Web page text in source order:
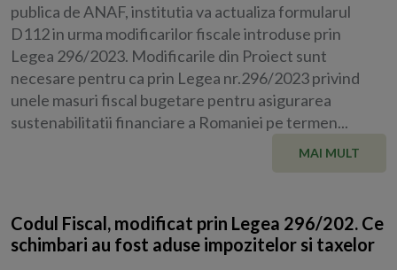
publica de ANAF, institutia va actualiza formularul
D112 in urma modificarilor fiscale introduse prin
Legea 296/2023. Modificarile din Proiect sunt
necesare pentru ca prin Legea nr.296/2023 privind
unele masuri fiscal bugetare pentru asigurarea
sustenabilitatii financiare a Romaniei pe termen...
MAI MULT
Codul Fiscal, modificat prin Legea 296/202. Ce
schimbari au fost aduse impozitelor si taxelor